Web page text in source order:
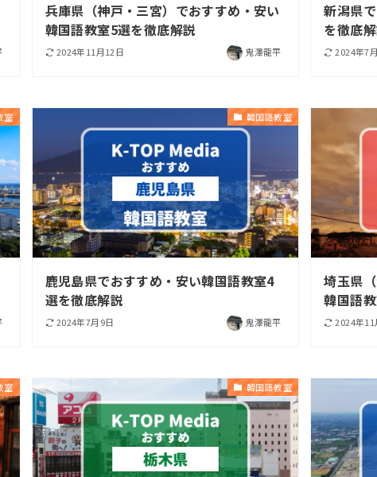
兵庫県（神戸・三宮）でおすすめ・安い
韓国語教室5選を徹底解説
2024年11月12日 鬼澤龍平
新潟県
を徹底
2024年7
室 韓国語教室
鹿児島県でおすすめ・安い韓国語教室4
選を徹底解説
2024年7月9日 鬼澤龍平
埼玉県
韓国語
2024年11
室 韓国語教室